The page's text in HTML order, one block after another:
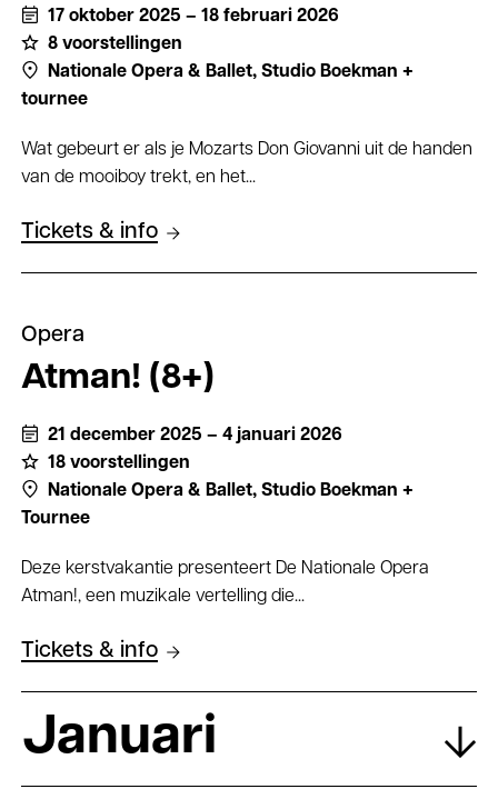
17 oktober 2025 – 18 februari 2026
8 voorstellingen
Nationale Opera & Ballet, Studio Boekman +
tournee
Wat gebeurt er als je Mozarts Don Giovanni uit de handen
van de mooiboy trekt, en het...
Tickets & info
Opera
Atman! (8+)
21 december 2025 – 4 januari 2026
18 voorstellingen
Nationale Opera & Ballet, Studio Boekman +
Tournee
Deze kerstvakantie presenteert De Nationale Opera
Atman!, een muzikale vertelling die...
Tickets & info
Januari